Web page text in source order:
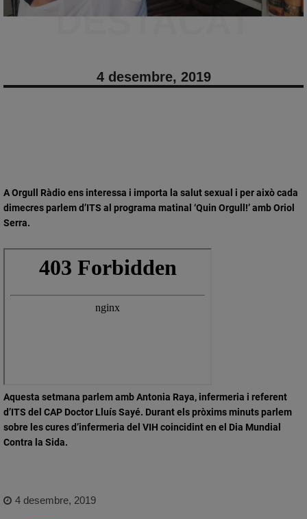
DESTACAT
4 desembre, 2019
A Orgull Ràdio ens interessa i importa la salut sexual i per això cada
dimecres parlem d’ITS al programa matinal ‘Quin Orgull!’ amb Oriol
Serra.
Aquesta setmana parlem amb Antonia Raya, infermeria i referent
d’ITS del CAP Doctor Lluís Sayé. Durant els pròxims minuts parlem
sobre les cures d’infermeria del VIH coincidint en el Dia Mundial
Contra la Sida.
4 desembre, 2019